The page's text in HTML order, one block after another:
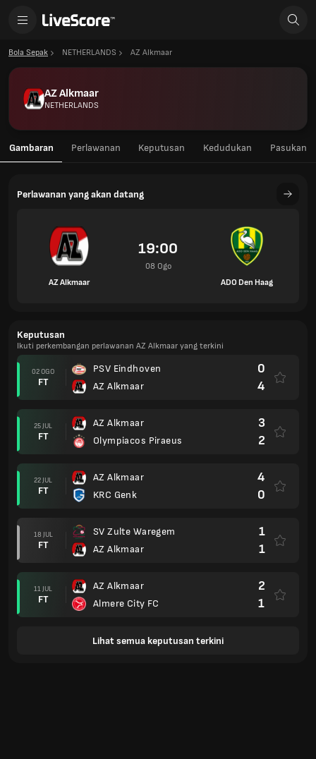
Bola Sepak NETHERLANDS AZ Alkmaar
AZ Alkmaar
NETHERLANDS
Gambaran Perlawanan Keputusan Kedudukan Pasukan
Perlawanan yang akan datang
AZ Alkmaar
19:00
08 Ogo
ADO Den Haag
Keputusan
Ikuti perkembangan perlawanan AZ Alkmaar yang terkini
02 OGO
FT
PSV Eindhoven
AZ Alkmaar
0
4
25 JUL
FT
AZ Alkmaar
Olympiacos Piraeus
3
2
22 JUL
FT
AZ Alkmaar
KRC Genk
4
0
18 JUL
FT
SV Zulte Waregem
AZ Alkmaar
1
1
11 JUL
FT
AZ Alkmaar
Almere City FC
2
1
Lihat semua keputusan terkini